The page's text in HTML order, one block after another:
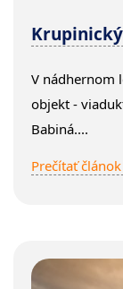
V nádhernom
objekt -
Babiná....
Prečítať článok